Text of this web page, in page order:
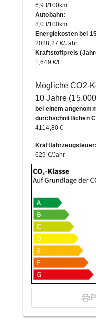
6,9 l/100km
Autobahn:
8,0 l/100km
Energiekosten bei
2028,27 €/Jahr
Kraftstoffpreis
1,649 €/l
Mögliche CO2-
10 Jahre
bei einem
durchschnittlichen
4114,80 €
Kraftfahrzeugsteuer
629 €/Jahr